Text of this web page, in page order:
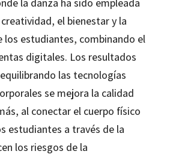
el bienestar y la
los estudiantes, combinando el
digitales. Los resultados
las tecnologías
se mejora la calidad
al conectar el cuerpo físico
estudiantes a través de la
los riesgos de la